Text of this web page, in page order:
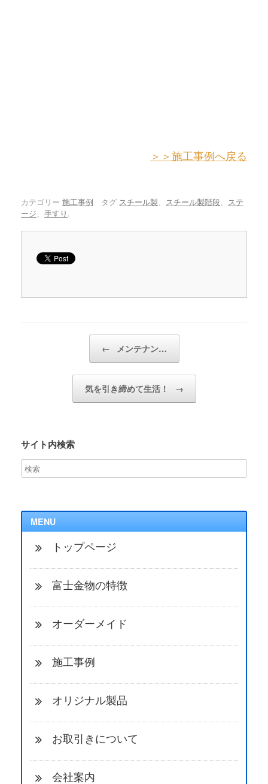
＞＞施工事例へ戻る
カテゴリー 施工事例 タグ スチール製、 スチール製階段、 ステ
ージ、 手すり .
← メンテナン…
気を引き締めて生活！ →
サイト内検索
MENU
トップページ
富士金物の特徴
オーダーメイド
施工事例
オリジナル製品
お取引きについて
会社案内